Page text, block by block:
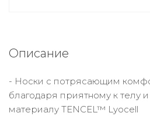
Описание
- Носки с потрясающим
благодаря приятному к телу
материалу TENCEL™ Lyocell